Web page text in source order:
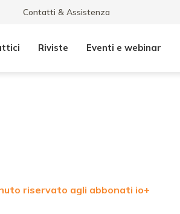
Contatti & Assistenza
Riviste Eventi e webinar
riservato agli abbonati io+